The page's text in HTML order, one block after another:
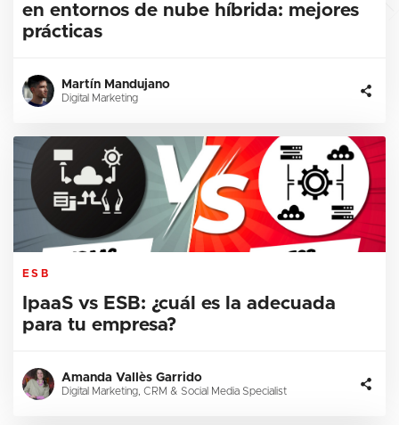
en entornos de nube híbrida: mejores
prácticas
Martín Mandujano
Digital Marketing
ESB
IpaaS vs ESB: ¿cuál es la adecuada
para tu empresa?
Amanda Vallès Garrido
Digital Marketing, CRM & Social Media Specialist